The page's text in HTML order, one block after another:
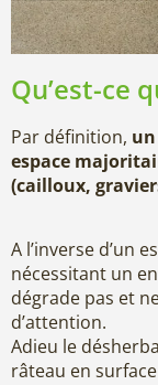
Qu’est-ce
Par définition,
espace
(cailloux,
A l’inverse d’un
nécessitant un
dégrade pas et
d’attention.
Adieu le
râteau en